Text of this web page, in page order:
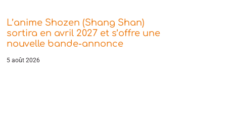
L’anime Shozen (Shang Shan)
sortira en avril 2027 et s’offre une
nouvelle bande-annonce
5 août 2026